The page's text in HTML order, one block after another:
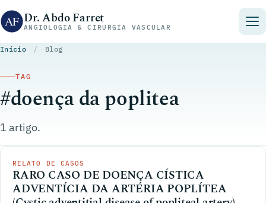
Pular para o conteúdo
Dr. Abdo Farret
ANGIOLOGIA & CIRURGIA VASCULAR
Início / Blog
TAG
#doença da poplitea
1 artigo.
RELATO DE CASOS
RARO CASO DE DOENÇA CÍSTICA
ADVENTÍCIA DA ARTÉRIA POPLÍTEA